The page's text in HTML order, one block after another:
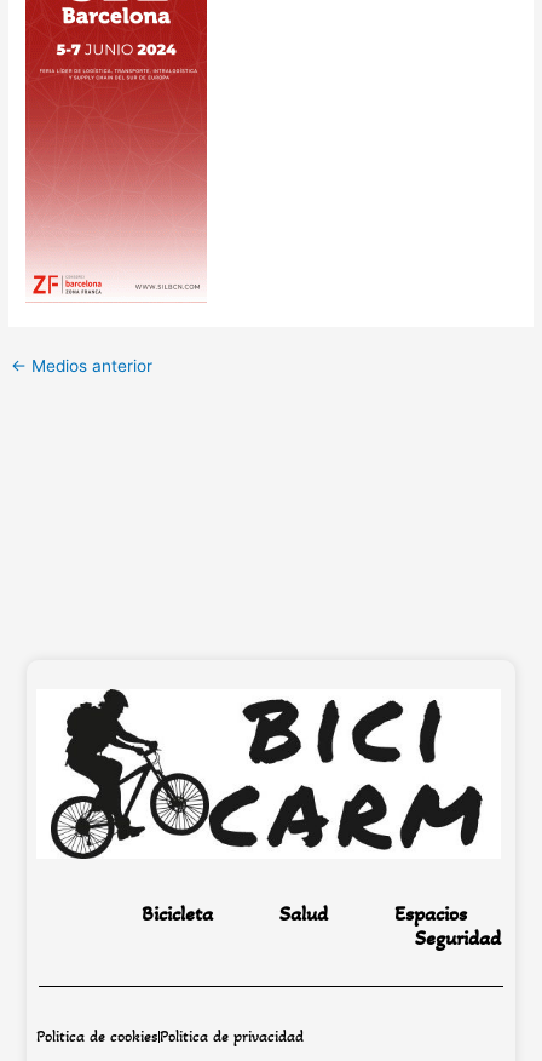
← Medios anterior
Bicicleta Salud
Espacios
Seguridad
Politica de cookiesPolitica de privacidad